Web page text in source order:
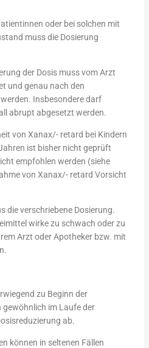
oder bei solchen mit
muss die Dosierung
der Dosis muss vom Arzt
und genau nach den
Insbesondere darf
abrupt abgesetzt werden.
von Xanax/- retard bei Kindern
ist bisher nicht geprüft
empfohlen werden (siehe
von Xanax/- retard Vorsicht
die verschriebene Dosierung.
wirke zu schwach oder zu
Arzt oder Apotheker bzw. mit
zu Beginn der
im Laufe der
ab.
können in seltenen Fällen